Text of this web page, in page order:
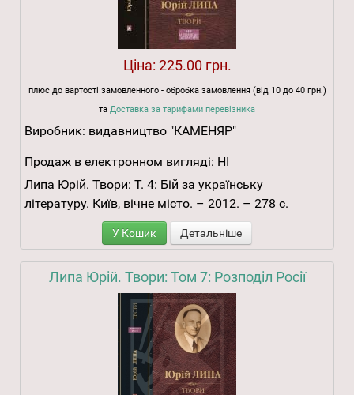
Ціна: 225.00 грн.
плюс до вартості замовленного - обробка замовлення (від 10 до 40 грн.)
та Доставка за тарифами перевізника
Виробник: видавництво "КАМЕНЯР"
Продаж в електронном вигляді: НІ
Липа Юрій. Твори: Т. 4: Бій за українську
літературу. Київ, вічне місто. – 2012. – 278 с.
У Кошик Детальніше
Липа Юрій. Твори: Том 7: Розподіл Росії